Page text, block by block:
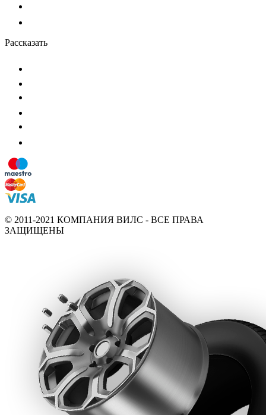
Рассказать
© 2011-2021 КОМПАНИЯ ВИЛС - ВСЕ ПРАВА
ЗАЩИЩЕНЫ